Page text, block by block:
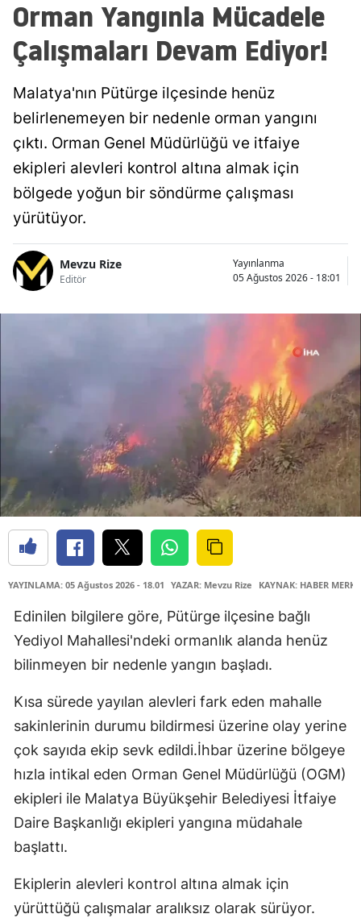
Orman Yangınla Mücadele
Çalışmaları Devam Ediyor!
Malatya'nın Pütürge ilçesinde henüz
belirlenemeyen bir nedenle orman yangını
çıktı. Orman Genel Müdürlüğü ve itfaiye
ekipleri alevleri kontrol altına almak için
bölgede yoğun bir söndürme çalışması
yürütüyor.
Mevzu Rize
Editör
Yayınlanma
05 Ağustos 2026 - 18:01
YAYINLAMA: 05 Ağustos 2026 - 18.01 YAZAR: Mevzu Rize KAYNAK: HABER
Edinilen bilgilere göre, Pütürge ilçesine bağlı
Yediyol Mahallesi'ndeki ormanlık alanda henüz
bilinmeyen bir nedenle yangın başladı.
Kısa sürede yayılan alevleri fark eden mahalle
sakinlerinin durumu bildirmesi üzerine olay yerine
çok sayıda ekip sevk edildi.İhbar üzerine bölgeye
hızla intikal eden Orman Genel Müdürlüğü (OGM)
ekipleri ile Malatya Büyükşehir Belediyesi İtfaiye
Daire Başkanlığı ekipleri yangına müdahale
başlattı.
Ekiplerin alevleri kontrol altına almak için
yürüttüğü çalışmalar aralıksız olarak sürüyor.